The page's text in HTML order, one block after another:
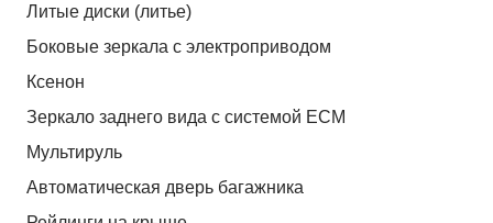
Литые диски (литье)
Боковые зеркала с электроприводом
Ксенон
Зеркало заднего вида с системой ЕСМ
Мультируль
Автоматическая дверь багажника